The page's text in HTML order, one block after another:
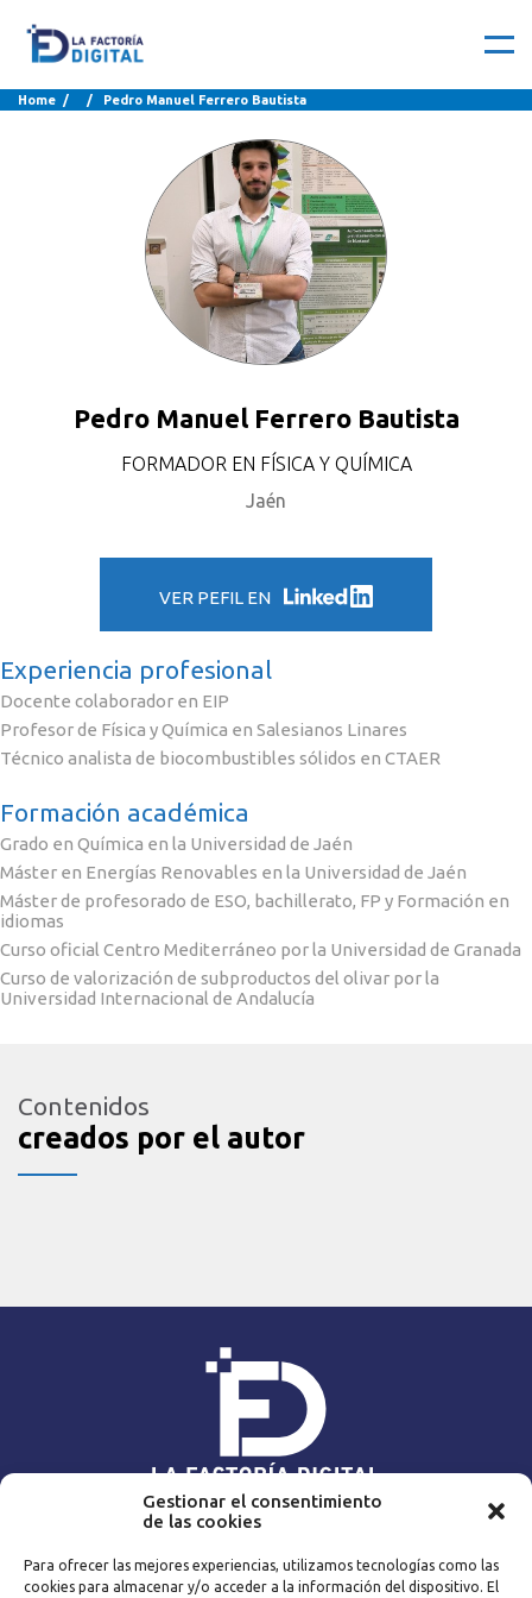
Gestionar el consentimiento
de las cookies
Para ofrecer las mejores experiencias, utilizamos tecnologías como las
cookies para almacenar y/o acceder a la información del dispositivo. El
Home / / Pedro Manuel Ferrero Bautista
Pedro Manuel Ferrero Bautista
FORMADOR EN FÍSICA Y QUÍMICA
Jaén
VER PEFIL EN
Experiencia profesional
Docente colaborador en EIP
Profesor de Física y Química en Salesianos Linares
Técnico analista de biocombustibles sólidos en CTAER
Formación académica
Grado en Química en la Universidad de Jaén
Máster en Energías Renovables en la Universidad de Jaén
Máster de profesorado de ESO, bachillerato, FP y Formación en
idiomas
Curso oficial Centro Mediterráneo por la Universidad de Granada
Curso de valorización de subproductos del olivar por la
Universidad Internacional de Andalucía
Contenidos
creados por el autor
Home
Expert@s